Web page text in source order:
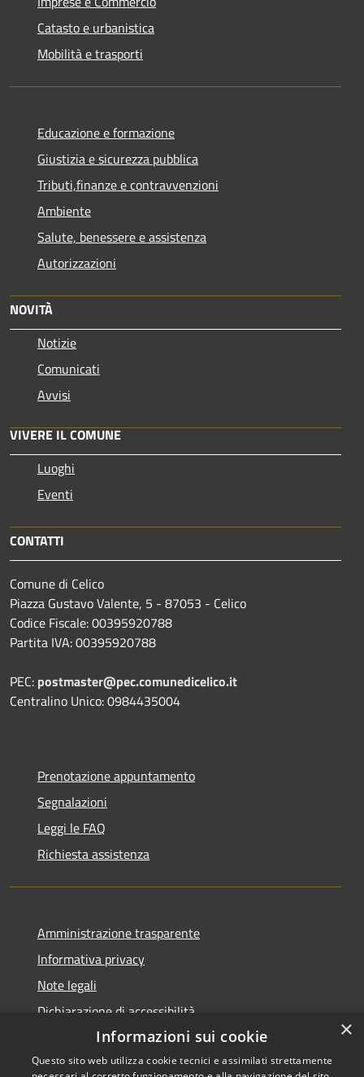
Catasto e urbanistica
Mobilità e trasporti
Educazione e formazione
Giustizia e sicurezza pubblica
Tributi,finanze e contravvenzioni
Ambiente
Salute, benessere e assistenza
Autorizzazioni
NOVITÀ
Notizie
Comunicati
Avvisi
VIVERE IL COMUNE
Luoghi
Eventi
CONTATTI
Comune di Celico
Piazza Gustavo Valente, 5 - 87053 - Celico
Codice Fiscale: 00395920788
Partita IVA: 00395920788
PEC: postmaster@pec.comunedicelico.it
Centralino Unico: 0984435004
Prenotazione appuntamento
Segnalazioni
Leggi le FAQ
Richiesta assistenza
Amministrazione trasparente
Informativa privacy
Note legali
Dichiarazione di accessibilità
×
Informazioni sui cookie
Questo sito web utilizza cookie tecnici e assimilati strettamente